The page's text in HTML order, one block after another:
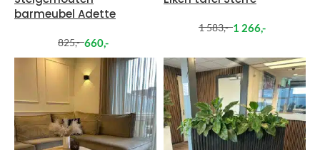
barmeubel Adette
825,- 660,-
1 583,- 1 266,-